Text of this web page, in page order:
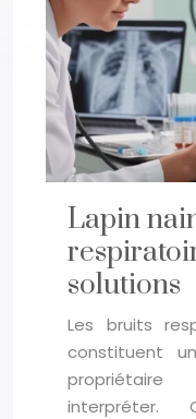
Lapin
solutions
Les bruits
constituent
propriétaire
interpréter.